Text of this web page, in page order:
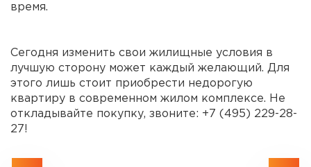
время.
Сегодня изменить свои жилищные условия в
лучшую сторону может каждый желающий. Для
этого лишь стоит приобрести недорогую
квартиру в современном жилом комплексе. Не
откладывайте покупку, звоните: +7 (495) 229-28-
27!